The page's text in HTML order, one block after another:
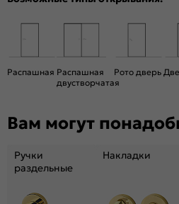
Цвет:
Общий цвет:
Размер упаковки:
Тип коробки:
Кромка:
Возможность покраски:
Для влажных помещений:
Наличие притвора:
Распашная Распашная
двустворчатая
Рото дверь
Вам могут
Ручки
раздельные
Накладки